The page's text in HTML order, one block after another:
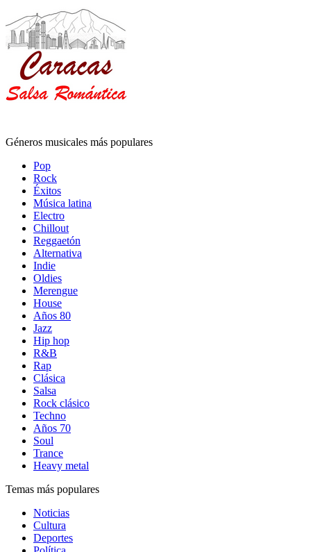
Géneros musicales más populares
Pop
Rock
Éxitos
Música latina
Electro
Chillout
Reggaetón
Alternativa
Indie
Oldies
Merengue
House
Años 80
Jazz
Hip hop
R&B
Rap
Clásica
Salsa
Rock clásico
Techno
Años 70
Soul
Trance
Heavy metal
Temas más populares
Noticias
Cultura
Deportes